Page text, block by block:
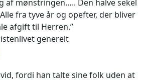
af mønstringen….. Den halve sekel
fra tyve år og opefter, der bliver
afgift til Herren.”
generelt
fordi han talte sine folk uden at